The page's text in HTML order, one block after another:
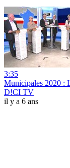
3:35
Municipales 2020 :
D!CI TV
il y a 6 ans